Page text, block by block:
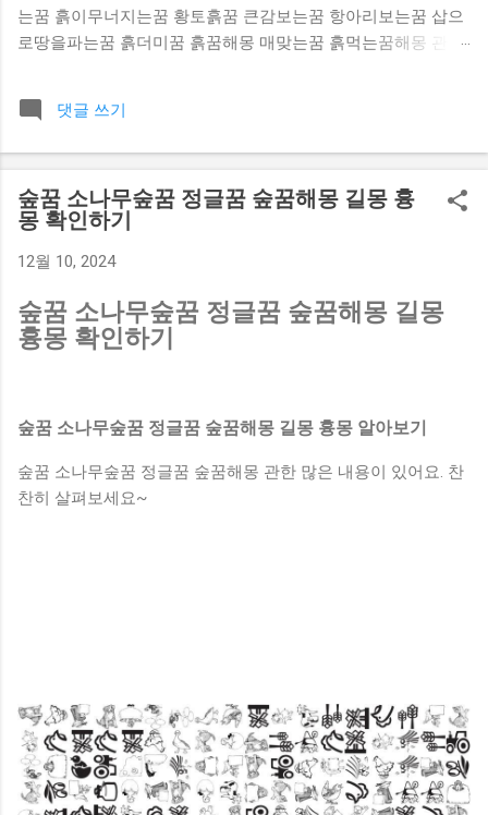
는꿈 흙이무너지는꿈 황토흙꿈 큰감보는꿈 항아리보는꿈 삽으
로땅을파는꿈 흙더미꿈 흙꿈해몽 매맞는꿈 흙먹는꿈해몽 관한
화나 옛날 유물이 나오는 꿈 ] 흙을 파내니 금은보화나 옛날 유
물이 나오는 꿈을 꾸면 어떤 기관에서 연구나 사업성과를 얻고
으로 정원을 다시 가꾸는 꿈 ] 흙으로 정원을 다시 가꾸는 꿈을
꾸었다면 사업이 점차 기반을 잡아 날로 번칭하게 된다. 흙을
파는꿈 [ 땅바닥에 앉아 있는 꿈 ] 땅바닥에 앉아 있는 꿈을 꾸
게되면 생활환경이 안정될 조짐으로 좋은 꿈이다. 또는 술대접
수렁에 빠지는 꿈을 꾸었다면 생활이나 사업상 많은 곤경에 처
하게 된다. 흙이쌓여있는꿈 [ 흙 속에서 물건이 나오는 꿈 ] 흙
속에서 물건이 나오는 꿈을 꾸었다면 실직자라면 유일한 소득
면 하는 일이 크게 성공하거나 권세를 얻게 된다. 흙이무너지
는꿈 [ 흙으로 사람이나 동물, 어떤 형상을 빚는 꿈 ] 흙으로 사
람이나 동물, 어떤 형상을 빚는 꿈을 꾸면 창작활동을 하거나 사
댓글 쓰기
숲꿈 소나무숲꿈 정글꿈 숲꿈해몽 길몽 흉
몽 확인하기
12월 10, 2024
숲꿈 소나무숲꿈 정글꿈 숲꿈해몽 길몽
흉몽 확인하기
숲꿈 소나무숲꿈 정글꿈 숲꿈해몽 길몽 흉몽 알아보기
숲꿈 소나무숲꿈 정글꿈 숲꿈해몽 관한 많은 내용이 있어요. 찬
찬히 살펴보세요~